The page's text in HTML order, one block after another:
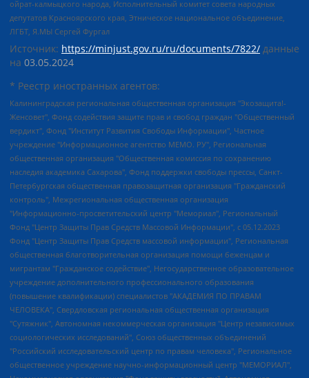
ойрат-калмыцкого народа, Исполнительный комитет совета народных
депутатов Красноярского края, Этническое национальное объединение,
ЛГБТ, Я.МЫ Сергей Фургал
Источник: https://minjust.gov.ru/ru/documents/7822/ данные
на 03.05.2024
* Реестр иностранных агентов:
Калининградская региональная общественная организация "Экозащита!-Женсовет", Фонд содействия защите прав и свобод граждан "Общественный вердикт", Фонд "Институт Развития Свободы Информации", Частное учреждение "Информационное агентство МЕМО. РУ", Региональная общественная организация "Общественная комиссия по сохранению наследия академика Сахарова", Фонд поддержки свободы прессы, Санкт-Петербургская общественная правозащитная организация "Гражданский контроль", Межрегиональная общественная организация "Информационно-просветительский центр "Мемориал", Региональный Фонд "Центр Защиты Прав Средств Массовой Информации", с 05.12.2023 Фонд "Центр Защиты Прав Средств массовой информации", Региональная общественная благотворительная организация помощи беженцам и мигрантам "Гражданское содействие", Негосударственное образовательное учреждение дополнительного профессионального образования (повышение квалификации) специалистов "АКАДЕМИЯ ПО ПРАВАМ ЧЕЛОВЕКА", Свердловская региональная общественная организация "Сутяжник", Автономная некоммерческая организация "Центр независимых социологических исследований", Союз общественных объединений "Российский исследовательский центр по правам человека", Региональное общественное учреждение научно-информационный центр "МЕМОРИАЛ", Некоммерческая организация "Фонд защиты гласности", Автономная некоммерческая организация "Институт прав человека", Городская общественная организация "Екатеринбургское общество "МЕМОРИАЛ", Городская общественная организация "Рязанское историко-просветительское и правозащитное общество "Мемориал" (Рязанский Мемориал), Челябинский региональный орган общественной самодеятельности – женское общественное объединение "Женщины Евразии", Челябинский региональный орган общественной самодеятельности "Уральская правозащитная группа", Фонд содействия защите здоровья и социальной справедливости имени Андрея Рылькова, Автономная Некоммерческая Организация "Аналитический Центр Юрия Левады", Автономная некоммерческая организация социальной поддержки населения "Проект Апрель", Региональная общественная организация помощи женщинам и детям, находящимся в кризисной ситуации "Информационно-методический центр "Анна", Фонд содействия развитию массовых коммуникаций и правовому просвещению "Так-так-Так", Фонд содействия устойчивому развитию "Серебряная тайга", Свердловский региональный общественный фонд социальных проектов "Новое время", "Idel.Реалии", Кавказ.Реалии, Крым.Реалии, Телеканал Настоящее Время, Татаро-башкирская служба Радио Свобода (Azatliq Radiosi), Радио Свободная Европа/Радио Свобода (PCE/PC), "Сибирь.Реалии", "Фактограф", Благотворительный фонд помощи осужденным и их семьям, Автономная некоммерческая организация "Институт глобализации и социальных движений", Фонд "В защиту прав заключенных", Частное учреждение "Центр поддержки и содействия развитию средств массовой информации", Пензенский региональный общественный благотворительный фонд "Гражданский союз", "Север.Реалии", Некоммерческая организация Фонд "Правовая инициатива", Общество с ограниченной ответственностью "Радио Свободная Европа/Радио Свобода", Чешское информационное агентство "MEDIUM-ORIENT", Красноярская региональная общественная организация "Мы против СПИДа", Камалягин Денис Николаевич, Маркелов Сергей Евгеньевич, Пономарев Лев Александрович, Савицкая Людмила Алексеевна, Автономная некоммерческая организация "Центр по работе с проблемой насилия "НАСИЛИЮ.НЕТ", Межрегиональный профессиональный союз работников здравоохранения "Альянс врачей", Юридическое лицо, зарегистрированное в Латвийской Республике, SIA "Medusa Project" (регистрационный номер 40103797863, дата регистрации 10.06.2014), Некоммерческая организация "Фонд по борьбе с коррупцией", Автономная некоммерческая организация "Институт права и публичной политики", Баданин Роман Сергеевич, Гликин Максим Александрович, Железнова Мария Михайловна, Лукьянова Юлия Сергеевна, Маетная Елизавета Витальевна, Маняхин Петр Борисович, Чуракова Ольга Владимировна, Ярош Юлия Петровна, Юридическое лицо "The Insider SIA", зарегистрированное в Риге, Латвийская Республика (дата регистрации 26.06.2015), являющееся администратором доменного имени интернет-издания "The Insider SIA", https://theins.ru, Постернак Алексей Евгеньевич, Рубин Михаил Аркадьевич, Анин Роман Александрович, Юридическое лицо Istories fonds, зарегистрированное в Латвийской Республике (регистрационный номер 50008295751, дата регистрации 24.02.2020), Великовский Дмитрий Александрович, Долинина Ирина Николаевна, Мароховская Алеся Алексеевна, Шлейнов Роман Юрьевич, Шмагун Олеся Валентиновна, Общество с ограниченной ответственностью "Альтаир 2021", Общество с ограниченной ответственностью "Вега 2021", Общество с ограниченной ответственностью "Главный редактор 2021", Общество с ограниченной ответственностью "Ромашки монолит", Важенков Артем Валерьевич, Ивановская областная общественная организация "Центр гендерных исследований", Гурман Юрий Альбертович, Медиапроект "ОВД-Инфо", Егоров Владимир Владимирович, Жилинский Владимир Александрович, Общество с ограниченной ответственностью "ЗП", Иванова София Юрьевна, Карезина Инна Павловна, Кильтау Екатерина Викторовна, Петров Алексей Викторович, Пискунов Сергей Евгеньевич, Смирнов Сергей Сергеевич, Тихонов Михаил Сергеевич, Общество с ограниченной ответственностью "ЖУРНАЛИСТ-ИНОСТРАННЫЙ АГЕНТ", Арапова Галина Юрьевна, Вольтская Татьяна Анатольевна, Американская компания "Mason G.E.S. Anonymous Foundation" (США), являющаяся владельцем интернет-издания https://mnews.world/, Компания "Stichting Bellingcat", зарегистрированная в Нидерландах (дата регистрации 11.07.2018), Захаров Андрей Вячеславович, Клепиковская Екатерина Дмитриевна, Общество с ограниченной ответственностью "МЕМО", Перл Роман Александрович, Симонов Евгений Алексеевич, Соловьева Елена Анатольевна, Сотников Даниил Владимирович, Сурначева Елизавета Дмитриевна, Автономная некоммерческая организация по защите прав человека и информированию населения "Якутия – Наше Мнение", Общество с ограниченной ответственностью "Москоу диджитал медиа", с 26.01.2023 Общество с ограниченной ответственностью "Чайка Белые сады", Ветошкина Валерия Валерьевна, Заговора Максим Александрович, Межрегиональное общественное движение "Российская ЛГБТ - сеть", Оленичев Максим Владимирович, Павлов Иван Юрьевич, Скворцова Елена Сергеевна, Общество с ограниченной ответственностью "Как бы инагент", Кочетков Игорь Викторович, Общество с ограниченной ответственностью "Честные выборы", Еланчик Олег Александрович, Общество с ограниченной ответственностью "Нобелевский призыв", Гималова Регина Эмилевна, Григорьев Андрей Валерьевич, Григорьева Алина Александровна, Ассоциация по содействию защите прав призывников, альтернативнослужащих и военнослужащих "Правозащитная группа "Гражданин.Армия.Право", Хисамова Регина Фаритовна, Автономная некоммерческая организация по реализации социально-правовых программ "Лилит", Дальневосточное общественное движение "Маяк", Санкт-Петербургская ЛГБТ-инициативная группа "Выход", Инициативная группа ЛГБТ+ "Реверс", Алексеев Андрей Викторович, Бекбулатова Таисия Львовна, Беляев Иван Михайлович, Владыкина Елена Сергеевна, Гельман Марат Александрович, Никульшина Вероника Юрьевна, Толоконникова Надежда Андреевна, Шендерович Виктор Анатольевич, Общество с ограниченной ответственностью "Данное сообщение", Общество с ограниченной ответственностью Издательский дом "Новая глава", Айнбиндер Александра Александровна, Московский комьюнити-центр для ЛГБТ+инициатив, Благотворительный фонд развития филантропии, Deutsche Welle (Германия, Kurt-Schumacher-Strasse 3, 53113 Bonn), Борзунова Мария Михайловна, Воробьев Виктор Викторович, Голубева Анна Львовна, Константинова Алла Михайловна, Малкова Ирина Владимировна, Мурадов Мурад Абдулгалимович, Осетинская Елизавета Николаевна, Понасенков Евгений Николаевич, Ганапольский Матвей Юрьевич, Киселев Евгений Алексеевич, Борухович Ирина Григорьевна, Дремин Иван Тимофеевич, Дубровский Дмитрий Викторович, Красноярская региональная общественная организация поддержки и развития альтернативных образовательных технологий и межкультурных коммуникаций "ИНТЕРРА", Маяковская Екатерина Алексеевна, Фейгин Марк Захарович, Филимонов Андрей Викторович, Дзугкоева Регина Николаевна, Доброхотов Роман Александрович, Дудь Юрий Александрович, Елкин Сергей Владимирович, Кругликов Кирилл Игоревич, Сабунаева Мария Леонидовна, Семенов Алексей Владимирович, Шаинян Карен Багратович, Шульман Екатерина Михайловна, Асафьев Артур Валерьевич, Вахштайн Виктор Семенович, Венедиктов Алексей Алексеевич, Лушникова Екатерина Евгеньевна, Волков Леонид Михайлович, Невзоров Александр Глебович, Пархоменко Сергей Борисович, Сироткин Ярослав Николаевич, Кара-Мурза Владимир Владимирович, Баранова Наталья Владимировна, Гозман Леонид Яковлевич, Кагарлицкий Борис Юльевич, Климарев Михаил Валерьевич, Милов Владимир Станиславович, Автономная некоммерческая организация Краснодарский центр современного искусства "Типография", Моргенштерн Алишер Тагирович, Соболь Любовь Эдуардовна, Общество с ограниченной ответственностью "ЛИЗА НОРМ", Каспаров Гарри Кимович, Ходорковский Михаил Борисович, Общество с ограниченной ответственностью "Апрельские тезисы", Данилович Ирина Брониславовна, Кашин Олег Владимирович, Петров Николай Владимирович, Пивоваров Алексей Владимирович, Соколов Михаил Владимирович, Цветкова Юлия Владимировна, Чичваркин Евгений Александрович, Комитет против пыток/Команда против пыток, Общество с ограниченной ответственностью "Первый научный", Общество с ограниченной ответственностью "Вертолет и ко", Белоцерковская Вероника Борисовна, Кац Максим Евгеньевич, Лазарева Татьяна Юрьевна, Шаведдинов Руслан Табризович, Яшин Илья Валерьевич, Общество с ограниченной ответственностью "Иноагент ААВ", Алешковский Дмитрий Петрович, Альбац Евгения Марковна, Быков Дмитрий Львович, Галямина Юлия Евгеньевна, Лойко Сергей Леонидович, Мартынов Кирилл Константинович, Медведев Сергей Александрович, Крашенинников Федор Геннадиевич, Гордеева Катерина Вл